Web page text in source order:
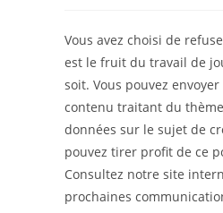
publication :
Vous avez choisi de
est le fruit du travail de
soit. Vous pouvez
contenu traitant du
données sur le sujet de
pouvez tirer profit de ce
Consultez notre site
prochaines